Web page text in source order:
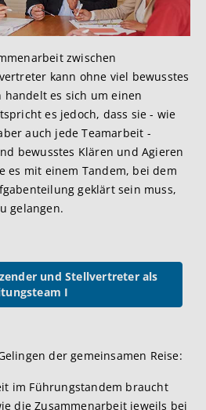
zwischen
kann ohne viel bewusstes
handelt es sich um einen
es jedoch, dass sie - wie
auch jede Teamarbeit -
bewusstes Klären und Agieren
es mit einem Tandem, bei dem
geklärt sein muss,
gelangen.
und Stellvertreter als
I
der gemeinsamen Reise:
im Führungstandem braucht
die Zusammenarbeit jeweils bei